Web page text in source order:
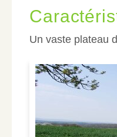
Un vaste plateau